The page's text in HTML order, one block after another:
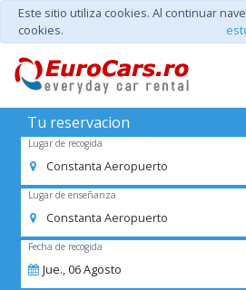
Este sitio utiliza cookies. Al continuar
cookies.
Tu reservacion
Lugar de recogida
Constanta Aeropuerto
Lugar de enseñanza
Constanta Aeropuerto
Fecha de recogida
Jue.,06Agosto